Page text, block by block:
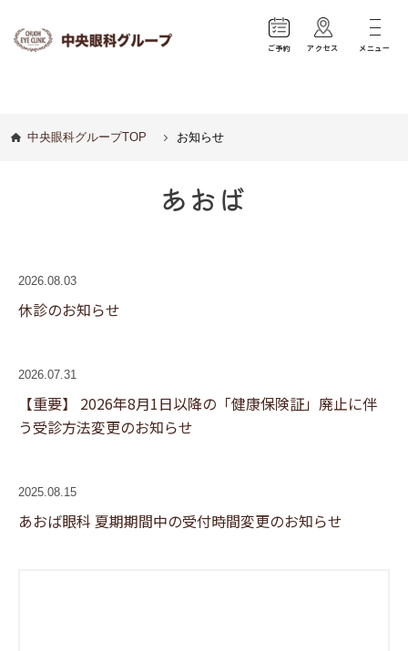
ご予約 アクセス メニュー
中央眼科グループTOP お知らせ
あおば
2026.08.03
休診のお知らせ
2026.07.31
【重要】 2026年8月1日以降の「健康保険証」廃止に伴
う受診方法変更のお知らせ
2025.08.15
あおば眼科 夏期期間中の受付時間変更のお知らせ